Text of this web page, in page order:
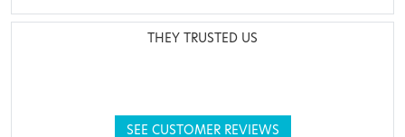
THEY TRUSTED US
SEE CUSTOMER REVIEWS